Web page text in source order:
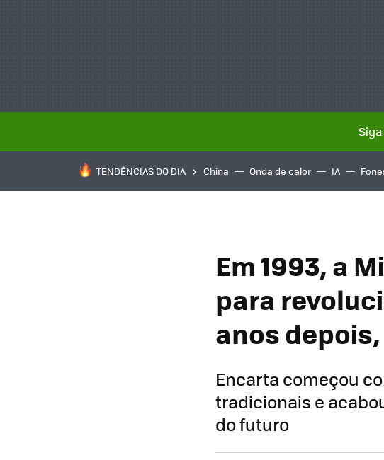
TENDÊNCIAS DO DIA China Onda de calor IA
Em 1993, a
para
anos
Encarta começou
tradicionais e
do futuro